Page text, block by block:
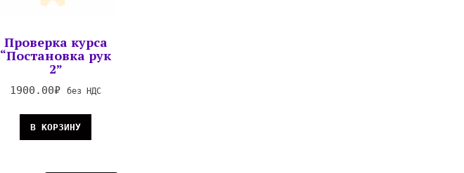
Проверка курса
“Постановка рук
2”
1900.00₽ без НДС
В КОРЗИНУ